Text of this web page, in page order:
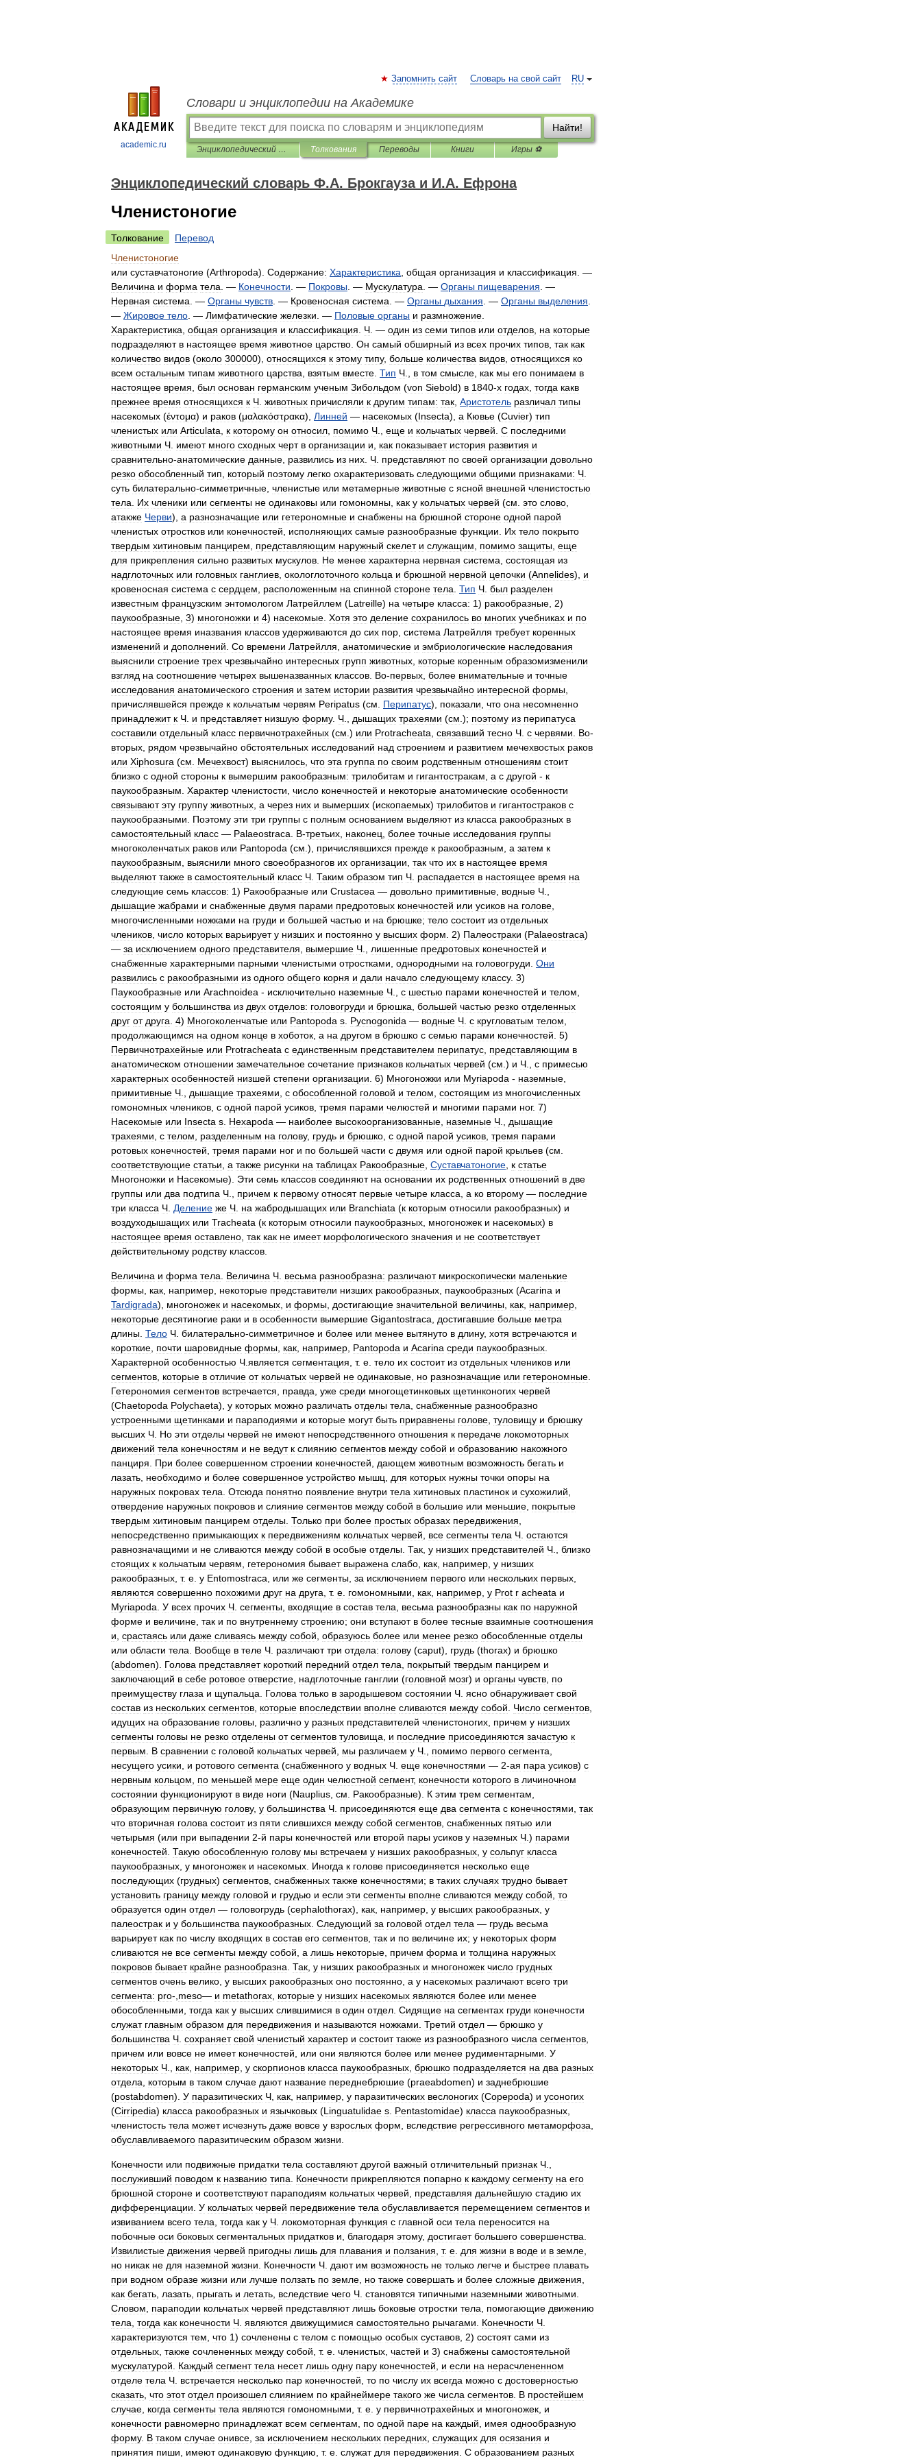
academic.ru
RU
Запомнить сайт Словарь на свой сайт
Словари и энциклопедии на Академике
Найти!
Энциклопедический словарь Ф.А. Брокгауза и И.А. Ефрона Толкования Переводы Книги Игры ⚽
Энциклопедический словарь Ф.А. Брокгауза и И.А. Ефрона
Членистоногие
Толкование
Перевод
Членистоногие
или суставчатоногие (Arthropoda). Содержание: Характеристика общая организация и классификация . —
Величина и форма тела . — Конечности . — Покровы . — Мускулатура . — Органы пищеварения . —
Нервная система . — Органы чувств . — Кровеносная система . — Органы дыхания . — Органы выделения
— Жировое тело . — Лимфатические железки . — Половые органы и размножение
Характеристика общая организация и классификация Ч . — один из семи типов или отделов на которые
подразделяют в настоящее время животное царство Он самый обширный из всех прочих типов так как
количество видов (около 300000), относящихся к этому типу, больше количества видов относящихся ко
всем остальным типам животного царства взятым вместе Тип Ч в том смысле как мы его понимаем в
настоящее время был основан германским ученым Зибольдом (von Siebold) в 1840-х годах тогда какв
прежнее время относящихся к Ч животных причисляли к другим типам: так Аристотель различал типы
насекомых (έντομα) и раков (μαλακόστρακα), Линней — насекомых (Insecta), а Кювье (Cuvier) тип
членистых или Articulata к которому он относил помимо Ч еще и кольчатых червей С последними
животными Ч имеют много сходных черт в организации и как показывает история развития и
сравнительно-анатомические данные развились из них Ч представляют по своей организации довольно
резко обособленный тип который поэтому легко охарактеризовать следующими общими признаками: Ч
суть билатерально-симметричные членистые или метамерные животные с ясной внешней членистостью
тела
Их членики или сегменты не одинаковы или гомономны как у кольчатых червей (см это слово
атакже Черви), а разнозначащие или гетерономные и снабжены на брюшной стороне одной парой
членистых отростков или конечностей исполняющих самые разнообразные функции Их тело покрыто
твердым хитиновым панцирем представляющим наружный скелет и служащим помимо защиты еще
для прикрепления сильно развитых мускулов Не менее характерна нервная система состоящая из
надглоточных или головных ганглиев окологлоточного кольца и брюшной нервной цепочки (Annelides), и
кровеносная система с сердцем расположенным на спинной стороне тела Тип Ч был разделен
известным французским энтомологом Латрейллем (Latreille) на четыре класса: 1) ракообразные 2)
паукообразные 3) многоножки и 4) насекомые Хотя это деление сохранилось во многих учебниках и по
настоящее время иназвания классов удерживаются до сих пор система Латрейлля требует коренных
изменений и дополнений Со времени Латрейлля анатомические и эмбриологические наследования
выяснили строение трех чрезвычайно интересных групп животных которые коренным образомизменили
взгляд на соотношение четырех вышеназванных классов Во-первых более внимательные и точные
исследования анатомического строения и затем истории развития чрезвычайно интересной формы
причислявшейся прежде к кольчатым червям Peripatus (см Перипатус), показали что она несомненно
принадлежит к Ч и представляет низшую форму. Ч дышащих трахеями (см .); поэтому из перипатуса
составили отдельный класс первичнотрахейных (см .) или Protracheata связавший тесно Ч с червями Во-
вторых рядом чрезвычайно обстоятельных исследований над строением и развитием мечехвостых раков
или Xiphosura (см Мечехвост) выяснилось что эта группа по своим родственным отношениям стоит
близко с одной стороны к вымершим ракообразным: трилобитам и гигантостракам а с другой - к
паукообразным Характер членистости число конечностей и некоторые анатомические особенности
связывают эту группу животных а через них и вымерших (ископаемых) трилобитов и гигантостраков с
паукообразными
Поэтому эти три группы с полным основанием выделяют из класса ракообразных в
самостоятельный класс — Palaeostraca В-третьих наконец более точные исследования группы
многоколенчатых раков или Pantopoda (см .), причислявшихся прежде к ракообразным а затем к
паукообразным
выяснили много своеобразногов их организации так что их в настоящее время
выделяют также в самостоятельный класс Ч Таким образом тип Ч распадается в настоящее время на
следующие семь классов: 1) Ракообразные или Crustacea — довольно примитивные водные Ч
дышащие жабрами и снабженные двумя парами предротовых конечностей или усиков на голове
многочисленными ножками на груди и большей частью и на брюшке; тело состоит из отдельных
члеников число которых варьирует у низших и постоянно у высших форм 2) Палеостраки (Palaeostraca)
— за исключением одного представителя вымершие Ч лишенные предротовых конечностей и
снабженные характерными парными членистыми отростками однородными на головогруди Они
развились с ракообразными из одного общего корня и дали начало следующему классу. 3)
Паукообразные или Arachnoidea - исключительно наземные Ч с шестью парами конечностей и телом
состоящим у большинства из двух отделов: головогруди и брюшка большей частью резко отделенных
друг от друга 4) Многоколенчатые или Pantopoda s Pycnogonida — водные Ч с кругловатым телом
продолжающимся на одном конце в хоботок а на другом в брюшко с семью парами конечностей 5)
Первичнотрахейные или Protracheata с единственным представителем перипатус представляющим в
анатомическом отношении замечательное сочетание признаков кольчатых червей (см .) и Ч с примесью
характерных особенностей низшей степени организации 6) Многоножки или Myriapoda - наземные
примитивные Ч дышащие трахеями с обособленной головой и телом состоящим из многочисленных
гомономных члеников с одной парой усиков тремя парами челюстей и многими парами ног. 7)
Насекомые или Insecta s Hexapoda — наиболее высокоорганизованные наземные Ч
дышащие
трахеями с телом разделенным на голову, грудь и брюшко с одной парой усиков тремя парами
ротовых конечностей тремя парами ног и по большей части с двумя или одной парой крыльев (см
соответствующие статьи а также рисунки на таблицах Ракообразные Суставчатоногие к статье
Многоножки и Насекомые). Эти семь классов соединяют на основании их родственных отношений в две
группы или два подтипа Ч причем к первому относят первые четыре класса а ко второму — последние
три класса Ч Деление же Ч на жабродышащих или Branchiata (к которым относили ракообразных) и
воздуходышащих или Tracheata (к которым относили паукообразных многоножек и насекомых) в
настоящее время оставлено так как не имеет морфологического значения и не соответствует
действительному родству классов
Величина и форма тела Величина Ч весьма разнообразна: различают микроскопически маленькие
формы как например некоторые представители низших ракообразных паукообразных (Acarina и
Tardigrada), многоножек и насекомых и формы достигающие значительной величины как например
некоторые десятиногие раки и в особенности вымершие Gigantostraca достигавшие больше метра
длины Тело Ч билатерально-симметричное и более или менее вытянуто в длину, хотя встречаются и
короткие почти шаровидные формы как например Pantopoda и Acarina среди паукообразных
Характерной особенностью Ч является сегментация т. е тело их состоит из отдельных члеников или
сегментов которые в отличие от кольчатых червей не одинаковые но разнозначащие или гетерономные
Гетерономия сегментов встречается правда уже среди многощетинковых щетинконогих червей
(Chaetopoda Polychaeta), y которых можно различать отделы тела снабженные разнообразно
устроенными щетинками и параподиями и которые могут быть приравнены голове туловищу и брюшку
высших Ч Но эти отделы червей не имеют непосредственного отношения к передаче локомоторных
движений тела конечностям и не ведут к слиянию сегментов между собой и образованию накожного
панциря
При более совершенном строении конечностей дающем животным возможность бегать и
лазать необходимо и более совершенное устройство мышц для которых нужны точки опоры на
наружных покровах тела Отсюда понятно появление внутри тела хитиновых пластинок и сухожилий
отвердение наружных покровов и слияние сегментов между собой в большие или меньшие покрытые
твердым хитиновым панцирем отделы Только при более простых образах передвижения
непосредственно примыкающих к передвижениям кольчатых червей все сегменты тела Ч остаются
равнозначащими и не сливаются между собой в особые отделы Так у низших представителей Ч
близко
стоящих к кольчатым червям гетерономия бывает выражена слабо как например у низших
ракообразных т. е y Entomostraca или же сегменты за исключением первого или нескольких первых
являются совершенно похожими друг на друга т. е гомономными как например у Prot r acheata и
Myriapoda У всех прочих Ч сегменты входящие в состав тела весьма разнообразны как по наружной
форме и величине так и по внутреннему строению; они вступают в более тесные взаимные соотношения
и срастаясь или даже сливаясь между собой образуюсь более или менее резко обособленные отделы
или области тела Вообще в теле Ч различают три отдела: голову (caput), грудь (thorax) и брюшко
(abdomen). Голова представляет короткий передний отдел тела покрытый твердым панцирем и
заключающий в себе ротовое отверстие надглоточные ганглии (головной мозг) и органы чувств по
преимуществу глаза и щупальца Голова только в зародышевом состоянии Ч ясно обнаруживает свой
состав из нескольких сегментов которые впоследствии вполне сливаются между собой Число сегментов
идущих на образование головы различно у разных представителей членистоногих причем у низших
сегменты головы не резко отделены от сегментов туловища и последние присоединяются зачастую к
первым
В сравнении с головой кольчатых червей мы различаем у Ч помимо первого сегмента
несущего усики и ротового сегмента (снабженного у водных Ч еще конечностями — 2-ая пара усиков) с
нервным кольцом по меньшей мере еще один челюстной сегмент, конечности которого в личиночном
состоянии функционируют в виде ноги (Nauplius см Ракообразные). К этим трем сегментам
образующим первичную голову, у большинства Ч присоединяются еще два сегмента с конечностями так
что вторичная голова состоит из пяти слившихся между собой сегментов снабженных пятью или
четырьмя (или при выпадении 2-й пары конечностей или второй пары усиков у наземных Ч .) парами
конечностей Такую обособленную голову мы встречаем у низших ракообразных у сольпуг класса
паукообразных у многоножек и насекомых Иногда к голове присоединяется несколько еще
последующих (грудных) сегментов снабженных также конечностями; в таких случаях трудно бывает
установить границу между головой и грудью и если эти сегменты вполне сливаются между собой то
образуется один отдел — головогрудь (cephalothorax), как например у высших ракообразных у
палеострак и у большинства паукообразных Следующий за головой отдел тела — грудь весьма
варьирует как по числу входящих в состав его сегментов так и по величине их; у некоторых форм
сливаются не все сегменты между собой а лишь некоторые причем форма и толщина наружных
покровов бывает крайне разнообразна Так у низших ракообразных и многоножек число грудных
сегментов очень велико у высших ракообразных оно постоянно а у насекомых различают всего три
сегмента: pro-, meso— и metathorax которые у низших насекомых являются более или менее
обособленными тогда как у высших слившимися в один отдел Сидящие на сегментах груди конечности
служат главным образом для передвижения и называются ножками Третий отдел — брюшко у
большинства Ч сохраняет свой членистый характер и состоит также из разнообразного числа сегментов
причем или вовсе не имеет конечностей или они являются более или менее рудиментарными У
некоторых Ч как например у скорпионов класса паукообразных брюшко подразделяется на два разных
отдела
которым в таком случае дают название переднебрюшие (praeabdomen) и заднебрюшие
(postabdomen). У паразитических Ч как например у паразитических веслоногих (Copepoda) и усоногих
(Cirripedia) класса ракообразных и язычковых (Linguatulidae s Pentastomidae) класса паукообразных
членистость тела может исчезнуть даже вовсе у взрослых форм вследствие регрессивного метаморфоза
обуславливаемого паразитическим образом жизни
Конечности или подвижные придатки тела составляют другой важный отличительный признак Ч
послуживший поводом к названию типа Конечности прикрепляются попарно к каждому сегменту на его
брюшной стороне и соответствуют параподиям кольчатых червей представляя дальнейшую стадию их
дифференциации У кольчатых червей передвижение тела обуславливается перемещением сегментов и
извиванием всего тела тогда как у Ч локомоторная функция с главной оси тела переносится на
побочные оси боковых сегментальных придатков и благодаря этому, достигает большего совершенства
Извилистые движения червей пригодны лишь для плавания и ползания т. е для жизни в воде и в земле
но никак не для наземной жизни Конечности Ч дают им возможность не только легче и быстрее плавать
при водном образе жизни или лучше ползать по земле но также совершать и более сложные движения
как бегать лазать прыгать и летать вследствие чего Ч становятся типичными наземными животными
Словом
параподии кольчатых червей представляют лишь боковые отростки тела помогающие движению
тела тогда как конечности Ч являются движущимися самостоятельно рычагами Конечности Ч
характеризуются тем что 1) сочленены с телом с помощью особых суставов 2) состоят сами из
отдельных также сочлененных между собой т. е членистых частей и 3) снабжены самостоятельной
мускулатурой
Каждый сегмент тела несет лишь одну пару конечностей и если на нерасчлененном
отделе тела Ч встречается несколько пар конечностей то по числу их всегда можно с достоверностью
сказать что этот отдел произошел слиянием по крайнеймере такого же числа сегментов В простейшем
случае когда сегменты тела являются гомономными т. е у первичнотрахейных и многоножек и
конечности равномерно принадлежат всем сегментам по одной паре на каждый имея однообразную
форму. В таком случае онивсе за исключением нескольких передних служащих для осязания и
принятия пиши имеют одинаковую функцию т. е служат для передвижения С образованием разных